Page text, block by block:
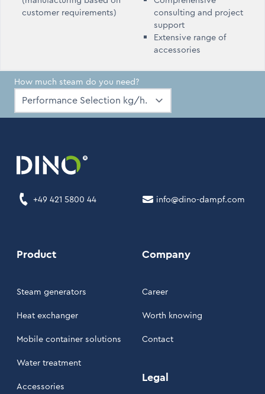
customer requirements)
consulting and project
support
Extensive range of
accessories
How much steam do you need?
+49 421 5800 44 info@dino-dampf.com
Product
Steam generators
Heat exchanger
Mobile container solutions
Water treatment
Accessories
Company
Career
Worth knowing
Contact
Legal